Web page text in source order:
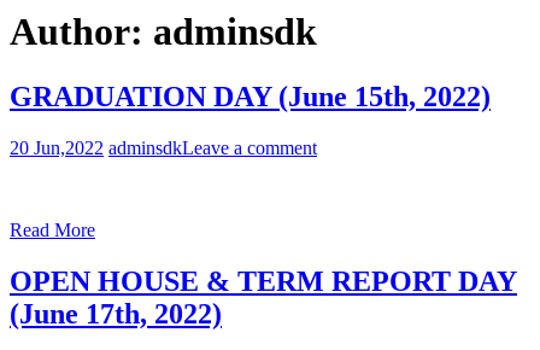
Author: adminsdk
GRADUATION DAY (June 15th, 2022)
20 Jun,2022 adminsdkLeave a comment
Read More
OPEN HOUSE & TERM REPORT DAY
(June 17th, 2022)